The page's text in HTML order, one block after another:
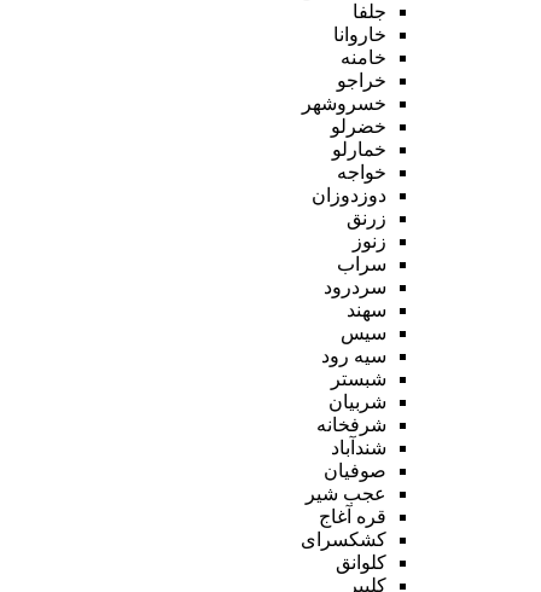
جلفا
خاروانا
خامنه
خراجو
خسروشهر
خضرلو
خمارلو
خواجه
دوزدوزان
زرنق
زنوز
سراب
سردرود
سهند
سیس
سیه رود
شبستر
شربیان
شرفخانه
شندآباد
صوفیان
عجب شیر
قره آغاج
کشکسرای
کلوانق
کلیبر